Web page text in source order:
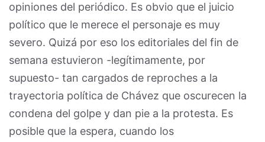
opiniones del periódico. Es obvio que el juicio
político que le merece el personaje es muy
severo. Quizá por eso los editoriales del fin de
semana estuvieron -legítimamente, por
supuesto- tan cargados de reproches a la
trayectoria política de Chávez que oscurecen la
condena del golpe y dan pie a la protesta. Es
posible que la espera, cuando los